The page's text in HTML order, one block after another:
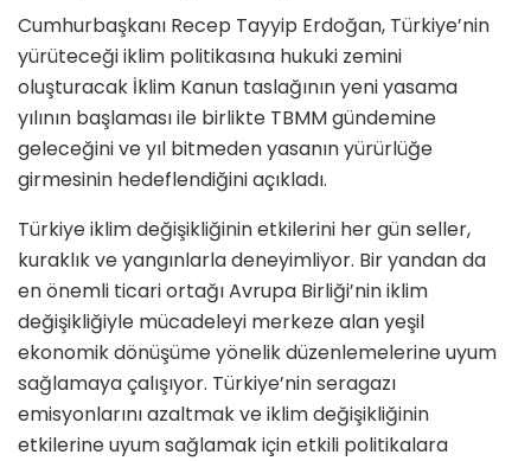
Cumhurbaşkanı Recep Tayyip Erdoğan, Türkiye’nin
yürüteceği iklim politikasına hukuki zemini
oluşturacak İklim Kanun taslağının yeni yasama
yılının başlaması ile birlikte TBMM gündemine
geleceğini ve yıl bitmeden yasanın yürürlüğe
girmesinin hedeflendiğini açıkladı.
Türkiye iklim değişikliğinin etkilerini her gün seller,
kuraklık ve yangınlarla deneyimliyor. Bir yandan da
en önemli ticari ortağı Avrupa Birliği’nin iklim
değişikliğiyle mücadeleyi merkeze alan yeşil
ekonomik dönüşüme yönelik düzenlemelerine uyum
sağlamaya çalışıyor. Türkiye’nin seragazı
emisyonlarını azaltmak ve iklim değişikliğinin
etkilerine uyum sağlamak için etkili politikalara